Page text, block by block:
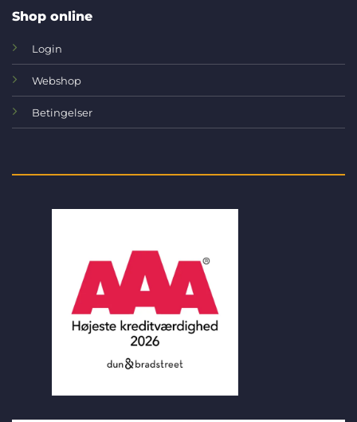
Shop online
Login
Webshop
Betingelser